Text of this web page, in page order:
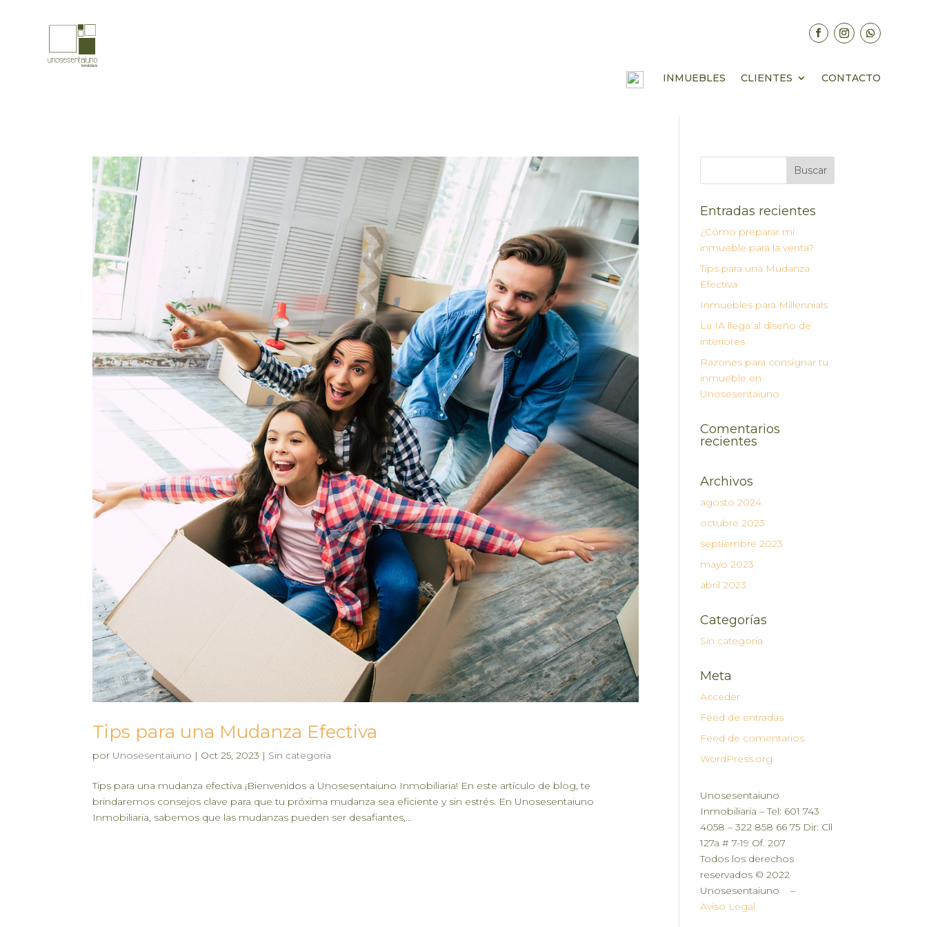
INMUEBLES CLIENTES CONTACTO
Tips para una Mudanza Efectiva
por Unosesentaiuno | Oct 25, 2023 | Sin categoría
Tips para una mudanza efectiva ¡Bienvenidos a Unosesentaiuno Inmobiliaria! En este artículo de blog, te
brindaremos consejos clave para que tu próxima mudanza sea eficiente y sin estrés. En Unosesentaiuno
Inmobiliaria, sabemos que las mudanzas pueden ser desafiantes,...
Entradas recientes
¿Cómo preparar mi
inmueble para la venta?
Tips para una Mudanza
Efectiva
Inmuebles para Millennials
La IA llega al diseño de
interiores
Razones para consignar tu
inmueble en
Unosesentaiuno
Comentarios
recientes
Archivos
agosto 2024
octubre 2023
septiembre 2023
mayo 2023
abril 2023
Categorías
Sin categoría
Meta
Acceder
Feed de entradas
Feed de comentarios
WordPress.org
Unosesentaiuno
Inmobiliaria – Tel: 601 743
4058 – 322 858 66 75 Dir: Cll
127a # 7-19 Of. 207
Todos los derechos
reservados © 2022
Unosesentaiuno –
Aviso Legal